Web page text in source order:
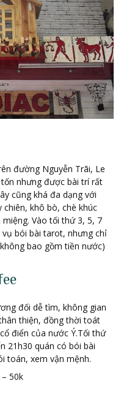
đường Nguyễn Trãi, Le
nhưng được bài trí rất
cũng khá đa dạng với
khô bò, chè khúc
Vào tối thứ 3, 5, 7
bói bài tarot, nhưng chỉ
bao gồm tiền nước)
đối dễ tìm, không gian
thiện, đồng thời toát
điển của nước Ý.Tối thứ
21h30 quán có bói bài
toán, xem vận mệnh.
50k